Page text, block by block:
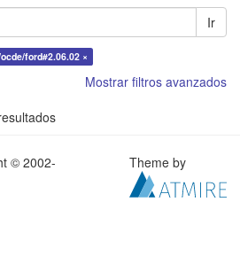
Ir
ford#2.06.02 ×
Mostrar filtros avanzados
© 2002-
Theme by